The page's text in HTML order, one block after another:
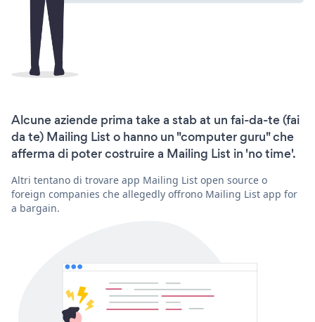
Alcune aziende prima take a stab at un fai-da-te (fai
da te) Mailing List o hanno un "computer guru" che
afferma di poter costruire a Mailing List in 'no time'.
Altri tentano di trovare app Mailing List open source o
foreign companies che allegedly offrono Mailing List app for
a bargain.